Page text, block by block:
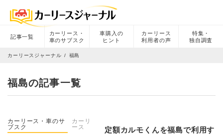
記事一覧
カーリース・
車のサブスク
車購入の
ヒント
カーリース
利用者の声
特集・
独自調査
カーリースジャーナル 福島
福島の記事一覧
カーリース・車のサ
ブスク
カーリ
ース
定額カルモくんを福島で利用す